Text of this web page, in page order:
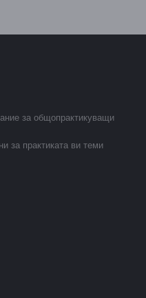
за общопрактикуващи
за практиката ви теми